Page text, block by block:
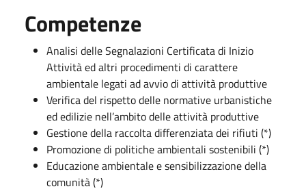
Competenze
Analisi delle Segnalazioni Certificata di Inizio
Attività ed altri procedimenti di carattere
ambientale legati ad avvio di attività produttive
Verifica del rispetto delle normative urbanistiche
ed edilizie nell’ambito delle attività produttive
Gestione della raccolta differenziata dei rifiuti (*)
Promozione di politiche ambientali sostenibili (*)
Educazione ambientale e sensibilizzazione della
comunità (*)